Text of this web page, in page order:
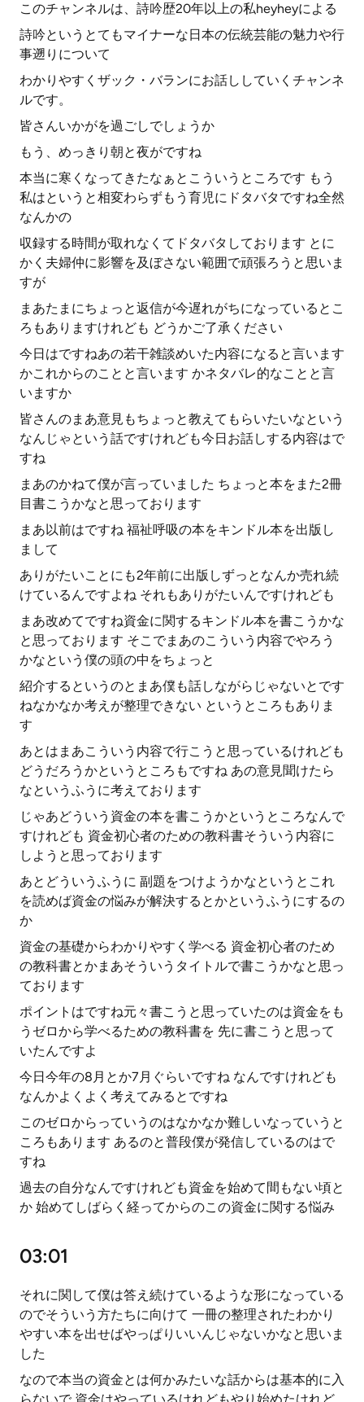
このチャンネルは、詩吟歴20年以上の私heyheyによる
詩吟というとてもマイナーな日本の伝統芸能の魅力や行
事遡りについて
わかりやすくザック・バランにお話ししていくチャンネ
ルです。
皆さんいかがを過ごしでしょうか
もう、めっきり朝と夜がですね
本当に寒くなってきたなぁとこういうところです もう
私はというと相変わらずもう育児にドタバタですね全然
なんかの
収録する時間が取れなくてドタバタしております とに
かく夫婦仲に影響を及ぼさない範囲で頑張ろうと思いま
すが
まあたまにちょっと返信が今遅れがちになっているとこ
ろもありますけれども どうかご了承ください
今日はですねあの若干雑談めいた内容になると言います
かこれからのことと言います かネタバレ的なことと言
いますか
皆さんのまあ意見もちょっと教えてもらいたいなという
なんじゃという話ですけれども今日お話しする内容はで
すね
まあのかねて僕が言っていました ちょっと本をまた2冊
目書こうかなと思っております
まあ以前はですね 福祉呼吸の本をキンドル本を出版し
まして
ありがたいことにも2年前に出版しずっとなんか売れ続
けているんですよね それもありがたいんですけれども
まあ改めてですね資金に関するキンドル本を書こうかな
と思っております そこでまあのこういう内容でやろう
かなという僕の頭の中をちょっと
紹介するというのとまあ僕も話しながらじゃないとです
ねなかなか考えが整理できない というところもありま
す
あとはまあこういう内容で行こうと思っているけれども
どうだろうかというところもですね あの意見聞けたら
なというふうに考えております
じゃあどういう資金の本を書こうかというところなんで
すけれども 資金初心者のための教科書そういう内容に
しようと思っております
あとどういうふうに 副題をつけようかなというとこれ
を読めば資金の悩みが解決するとかというふうにするの
か
資金の基礎からわかりやすく学べる 資金初心者のため
の教科書とかまあそういうタイトルで書こうかなと思っ
ております
ポイントはですね元々書こうと思っていたのは資金をも
うゼロから学べるための教科書を 先に書こうと思って
いたんですよ
今日今年の8月とか7月ぐらいですね なんですけれども
なんかよくよく考えてみるとですね
このゼロからっていうのはなかなか難しいなっていうと
ころもあります あるのと普段僕が発信しているのはで
すね
過去の自分なんですけれども資金を始めて間もない頃と
か 始めてしばらく経ってからのこの資金に関する悩み
03:01
それに関して僕は答え続けているような形になっている
のでそういう方たちに向けて 一冊の整理されたわかり
やすい本を出せばやっぱりいいんじゃないかなと思いま
した
なので本当の資金とは何かみたいな話からは基本的に入